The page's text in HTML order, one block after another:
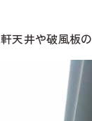
天井や破風板